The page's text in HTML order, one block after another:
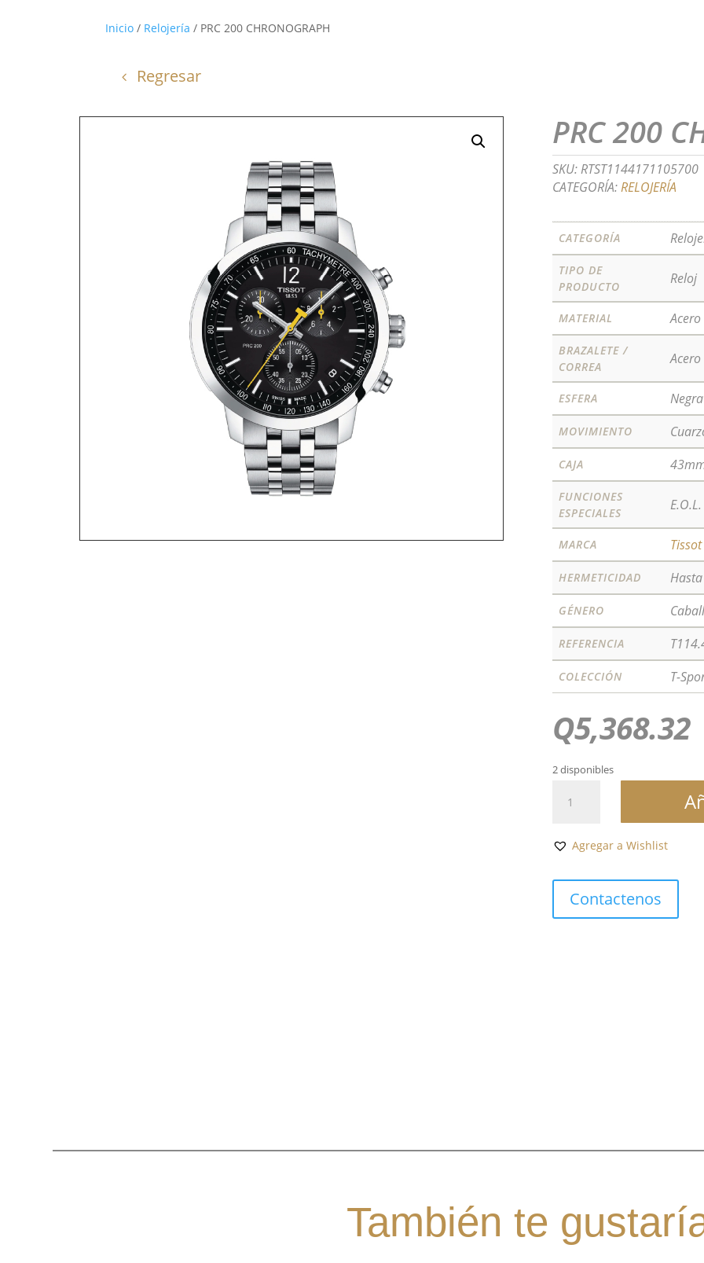
Inicio / Relojería / PRC 200 CHRONOGRAPH
Regresar
PRC 200
SKU:RTST1144171105700
CATEGORÍA:RELOJERÍA
CATEGORÍA
TIPO DE
PRODUCTO
Reloj
MATERIAL Acero
BRAZALETE /
CORREA
Acero
ESFERA Negra
MOVIMIENTO
CAJA
FUNCIONES
ESPECIALES
E.O.L.
MARCA Tissot
HERMETICIDAD
GÉNERO
REFERENCIA
COLECCIÓN T-
Q5,368.32
2 disponibles
200
CHRONOGRAPH
cantidad
Agregar a Wishlist
Contactenos
También te